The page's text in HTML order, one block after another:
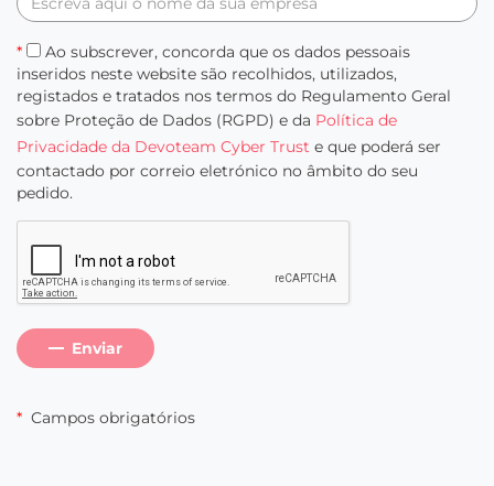
*
Ao subscrever, concorda que os dados pessoais
inseridos neste website são recolhidos, utilizados,
registados e tratados nos termos do Regulamento Geral
sobre Proteção de Dados (RGPD) e da Política de
Privacidade da Devoteam Cyber Trust e que poderá ser
contactado por correio eletrónico no âmbito do seu
pedido.
Enviar
* Campos obrigatórios